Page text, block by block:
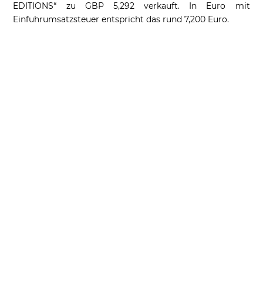
EDITIONS“ zu GBP 5,292 verkauft. In Euro mit
Einfuhrumsatzsteuer entspricht das rund 7,200 Euro.